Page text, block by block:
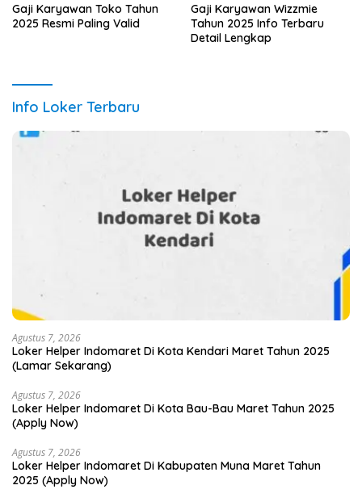
Gaji Karyawan Toko Tahun
2025 Resmi Paling Valid
Gaji Karyawan Wizzmie
Tahun 2025 Info Terbaru
Detail Lengkap
Info Loker Terbaru
Agustus 7, 2026
Loker Helper Indomaret Di Kota Kendari Maret Tahun 2025
(Lamar Sekarang)
Agustus 7, 2026
Loker Helper Indomaret Di Kota Bau-Bau Maret Tahun 2025
(Apply Now)
Agustus 7, 2026
Loker Helper Indomaret Di Kabupaten Muna Maret Tahun
2025 (Apply Now)